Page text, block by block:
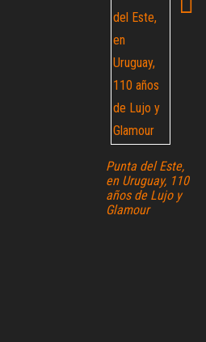
Punta del Este,
en Uruguay, 110
años de Lujo y
Glamour